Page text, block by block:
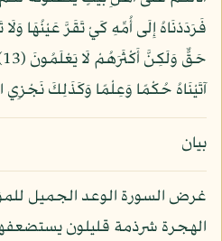
فَرَدَدْنَاهُ إِلَى أُمِّهِ كَيْ تَقَرَّ عَيْنُهَا
آتَيْنَاهُ حُكْمًا وَعِلْمًا وَكَذَلِكَ نَجْزِي
بيان
غرض السورة الوعد الجميل
الهجرة شرذمة قليلون